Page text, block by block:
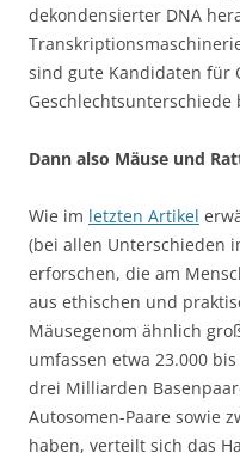
dekondensierter DNA
sind gute Kandidaten für
Geschlechtsunterschiede
Dann also Mäuse und
Wie im letzten Artikel
(bei allen Unterschieden
erforschen, die am
aus ethischen und
Mäusegenom ähnlich
umfassen etwa 23.000
drei Milliarden
Autosomen-Paare sowie
haben, verteilt sich das